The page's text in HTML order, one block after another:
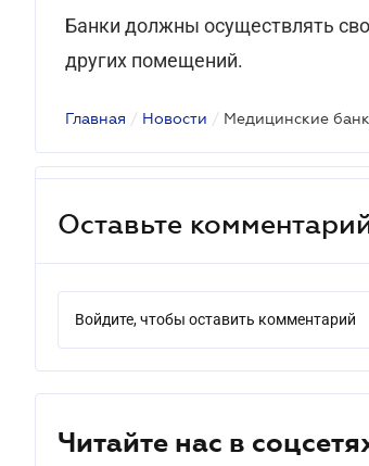
Банки должны осуществлять
других помещений.
Главная / Новости / Медицинские
Оставьте
Войдите, чтобы оставить комментарий
Читайте нас в